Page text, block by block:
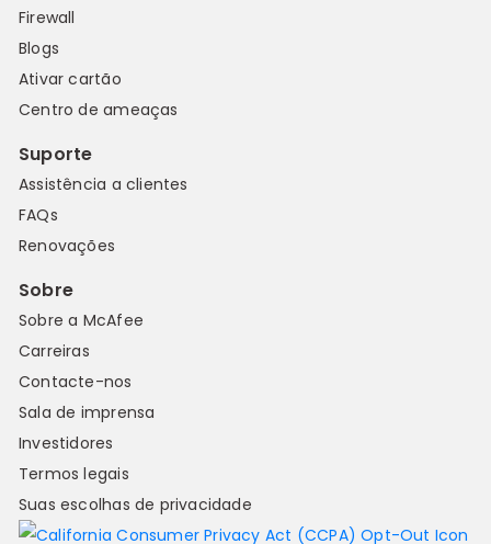
Firewall
Blogs
Ativar cartão
Centro de ameaças
Suporte
Assistência a clientes
FAQs
Renovações
Sobre
Sobre a McAfee
Carreiras
Contacte-nos
Sala de imprensa
Investidores
Termos legais
Suas escolhas de privacidade